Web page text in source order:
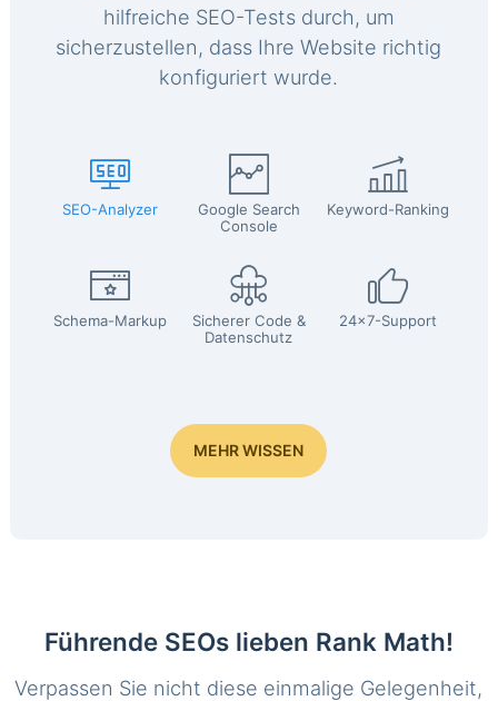
hilfreiche SEO-Tests durch, um
sicherzustellen, dass Ihre Website richtig
konfiguriert wurde.
SEO-Analyzer
Google Search
Console
Keyword-Ranking
Schema-Markup
Sicherer Code &
Datenschutz
24x7-Support
MEHR WISSEN
Führende SEOs lieben Rank Math!
Verpassen Sie nicht diese einmalige Gelegenheit,